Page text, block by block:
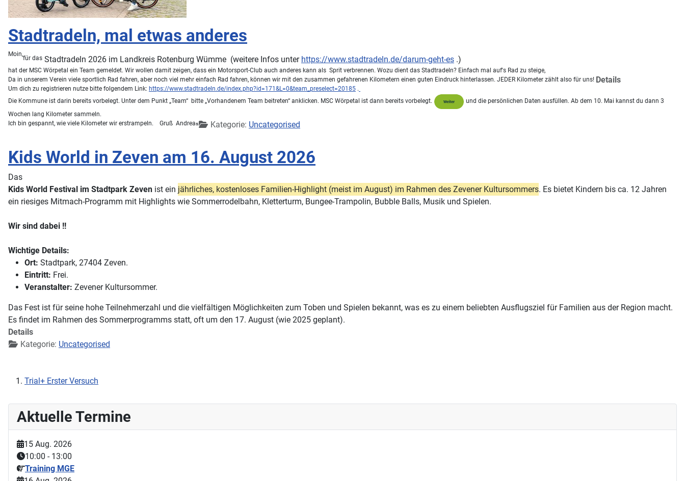
Stadtradeln, mal etwas anderes
Moin,
für das Stadtradeln 2026 im Landkreis Rotenburg Wümme (
hat der MSC Wörpetal ein Team gemeldet. Wir wollen damit zeigen, dass ein Motorsport-Club auch anderes kann als Sprit verbrennen. Wozu dient das Stadtradeln? Einfach mal auf's Rad zu steige,
weitere Infos unter https://www.stadtradeln.de/darum-geht-es .)
Da in unserem Verein viele sportlich Rad fahren, aber noch viel mehr einfach Rad fahren, können wir mit den zusammen gefahrenen Kilometern einen guten Eindruck hinterlassen. JEDER Kilometer zählt also für uns!
Um dich zu registrieren nutze bitte folgendem Link: https://www.stadtradeln.de/index.php?id=171&L=0&team_preselect=20185 .
Die Kommune ist darin bereits vorbelegt. Unter dem Punkt „Team“ bitte „Vorhandenem Team beitreten“ anklicken. MSC Wörpetal ist dann bereits vorbelegt.
und die persönlichen Daten ausfüllen. Ab dem 10. Mai kannst du dann 3
Wochen lang Kilometer sammeln.
Ich bin gespannt, wie viele Kilometer wir erstrampeln. Gruß Andreas
Details
Kategorie: Uncategorised
Kids World in Zeven am 16. August 2026
Das
Kids World Festival im Stadtpark Zeven ist ein jährliches, kostenloses Familien-Highlight (meist im August) im Rahmen des Zevener Kultursommers. Es bietet Kindern bis ca. 12 Jahren
ein riesiges Mitmach-Programm mit Highlights wie Sommerrodelbahn, Kletterturm, Bungee-Trampolin, Bubble Balls, Musik und Spielen.
Wir sind dabei !!
Wichtige Details:
Ort: Stadtpark, 27404 Zeven.
Eintritt: Frei.
Veranstalter: Zevener Kultursommer.
Das Fest ist für seine hohe Teilnehmerzahl und die vielfältigen Möglichkeiten zum Toben und Spielen bekannt, was es zu einem beliebten Ausflugsziel für Familien aus der Region macht.
Es findet im Rahmen des Sommerprogramms statt, oft um den 17. August (wie 2025 geplant).
Details
Kategorie: Uncategorised
Trial+ Erster Versuch
Aktuelle Termine
15 Aug. 2026
10:00 - 13:00
Training MGE